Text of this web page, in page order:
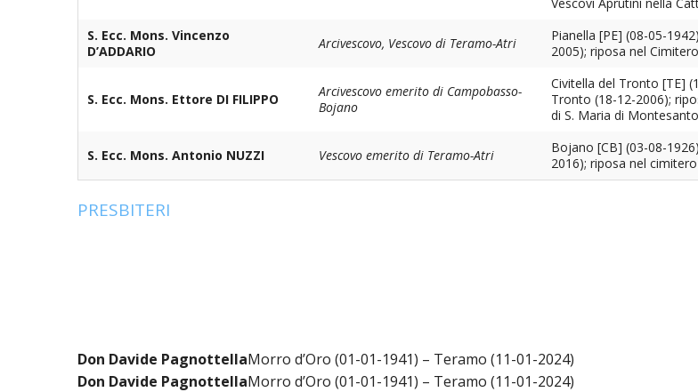
BENI CULTURALI ECCLESIASTICI ED ARTE SACRA
CARITAS
UFFICIO CATECHISTICO
ECUMENISMO E DIALOGO INTERRELIGIOSO
UTDR (UFFICIO TECNICO)UFFICIO TECNICO E PER LA RICOSTRUZIONE POST SISMA
COMUNITÀ RELIGIOSE
ORDO VIRGINUM
ISTITUTI SECOLARI
ENTI ECCLESIASTICI CIVILMENTE RICONOSCIUTI
CONSULTA DIOCESANA DELLE
IN
S. Ecc. Mons. Vincenzo
D’ADDARIO
Arcivescovo, Vescovo di Teramo-Atri
Pianella [PE] (08-05-
2005); riposa nel
S. Ecc. Mons. Ettore DI FILIPPO
Arcivescovo emerito di Campobasso-
Bojano
Civitella del Tronto [TE]
Tronto (18-12-2006);
di S. Maria di
S. Ecc. Mons. Antonio NUZZI Vescovo emerito di Teramo-Atri
Bojano [CB] (03-08-
2016); riposa nel
PRESBITERI
Don Davide PagnottellaMorro d’Oro (01-01-1941) – Teramo (11-01-2024)
Don Davide PagnottellaMorro d’Oro (01-01-1941) – Teramo (11-01-2024)